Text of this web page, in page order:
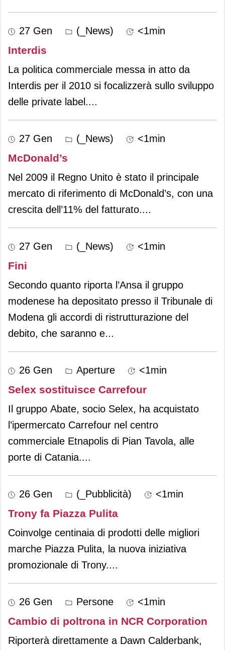
27 Gen (_News) <1min
Interdis
La politica commerciale messa in atto da
Interdis per il 2010 si focalizzerà sullo sviluppo
delle private label....
27 Gen (_News) <1min
McDonald’s
Nel 2009 il Regno Unito è stato il principale
mercato di riferimento di McDonald’s, con una
crescita dell’11% del fatturato....
27 Gen (_News) <1min
Fini
Secondo quanto riporta l’Ansa il gruppo
modenese ha depositato presso il Tribunale di
Modena gli accordi di ristrutturazione del
debito, che saranno e...
26 Gen Aperture <1min
Selex sostituisce Carrefour
Il gruppo Abate, socio Selex, ha acquistato
l’ipermercato Carrefour nel centro
commerciale Etnapolis di Pian Tavola, alle
porte di Catania....
26 Gen (_Pubblicità) <1min
Trony fa Piazza Pulita
Coinvolge centinaia di prodotti delle migliori
marche Piazza Pulita, la nuova iniziativa
promozionale di Trony....
26 Gen Persone <1min
Cambio di poltrona in NCR Corporation
Riporterà direttamente a Dawn Calderbank,